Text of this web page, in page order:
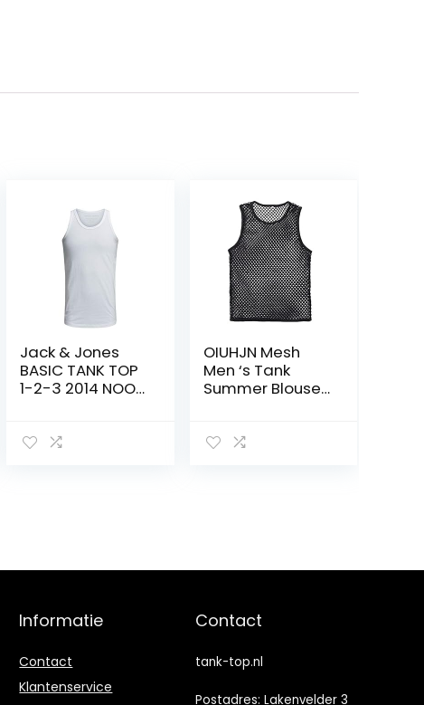
Jack & Jones
BASIC TANK TOP
1-2-3 2014 NOOS
OIUHJN Mesh
Men ‘s Tank
Summer Blouse
Casual Top
Informatie
Contact
Klantenservice
Contact
tank-top.nl
Postadres: Lakenvelder 3